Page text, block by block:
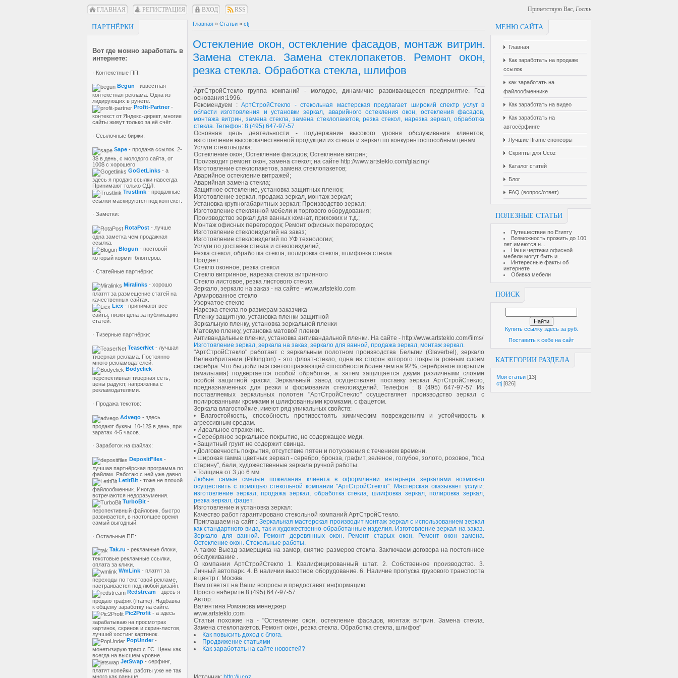
ГЛАВНАЯ РЕГИСТРАЦИЯ ВХОД RSS Приветствую Вас, Гость
ПАРТНЁРКИ
Вот где можно заработать в
интернете:
· Контекстные ПП:
Begun - известная
контекстная реклама. Одна из
лидирующих в рунете.
Profit-Partner-
контекст от Яндекс-директ, многие
сайты живут только за её счёт.
· Ссылочные биржи:
Sape - продажа ссылок. 2-
3$ в день, с молодого сайта, от
100$ с хорошего
GoGetLinks - а
здесь я продаю ссылки навсегда.
Принимают только СДЛ.
Trustlink - продажные
ссылки маскируются под контекст.
· Заметки:
RotaPost - лучше
одна заметка чем продажная
ссылка.
Blogun - постовой
который кормит блоггеров.
· Статейные партнёрки:
Miralinks - хорошо
платят за размещение статей на
качественных сайтах.
Liex - принимают все
сайты, низкя цена за публикацию
статей.
· Тизерные партнёрки:
TeaserNet - лучшая
тизерная реклама. Постоянно
много рекламодателей.
Bodyclick -
перспективная тизерная сеть,
цены радуют, напряженка с
рекламодателями.
· Продажа текстов:
Advego - здесь
продают буквы. 10-12$ в день, при
заратах 4-5 часов.
· Заработок на файлах:
DepositFiles -
лучшая партнёрская программа по
файлам. Работаю с ней уже давно.
LetItBit - тоже не плохой
файлообменник. Иногда
встречаются недоразумения.
TurboBit -
перспективный файловик, быстро
развивается, в настоящее время
самый выгодный.
· Остальные ПП:
Tak.ru - рекламные блоки,
текстовые рекламные ссылки,
оплата за клики.
WmLink - платят за
переходы по текстовой рекламе,
настраивается под любой дизайн.
Redstream - здесь я
продаю трафик (iframe). Надбавка
к общему заработку на сайте.
Pic2Profit - а здесь
зарабатываю на просмотрах
картинок, скринов и скрин-листов,
лучший хостинг картинок.
PopUnder-
монетизирую траф с ГС. Цены как
всегда на высшем уровне.
JetSwap - серфинг,
платят копейки, работы уже не так
много как раньше.
МЕНЮ САЙТА
Главная
Как заработать на продаже
ссылок
как заработать на
файлообменнике
Как заработать на видео
Как заработать на
автосёрфинге
Лучшие Iframe спонсоры
Скрипты для Ucoz
Каталог статей
Блог
FAQ (вопрос/ответ)
ПОЛЕЗНЫЕ СТАТЬИ
Путешествие по Египту
Возможность прожить до 100
лет имеются н...
Наши чертежи офисной
мебели могут быть и...
Интересные факты об
интернете
Обивка мебели
ПОИСК
Купить ссылку здесь за руб.
Поставить к себе на сайт
КАТЕГОРИИ РАЗДЕЛА
Мои статьи [13]
ctj [826]
Главная » Статьи » ctj
Остекление окон, остекление фасадов, монтаж витрин.
Замена стекла. Замена стеклопакетов. Ремонт окон,
резка стекла. Обработка стекла, шлифов
АртСтройСтекло группа компаний - молодое, динамично развивающееся предприятие. Год
основания:1996.
Рекомендуем : АртСтройСтекло - стекольная мастерская предлагает широкий спектр услуг в
области изготовления и установки зеркал, аварийного остекления окон, остекления фасадов,
монтажа витрин, замена стекла, замена стеклопакетов, резка стекол, нарезка зеркал, обработка
стекла. Телефон: 8 (495) 647-97-57
Основная цель деятельности - поддержание высокого уровня обслуживания клиентов,
изготовление высококачественной продукции из стекла и зеркал по конкурентоспособным ценам
Услуги стекольщика:
Остекление окон; Остекление фасадов; Остекление витрин;
Производит ремонт окон, замена стекол; на сайте http://www.artsteklo.com/glazing/
Изготовление стеклопакетов, замена стеклопакетов;
Аварийное остекление витражей;
Аварийная замена стекла;
Защитное остекление, установка защитных пленок;
Изготовление зеркал, продажа зеркал, монтаж зеркал;
Установка крупногабаритных зеркал; Производство зеркал;
Изготовление стеклянной мебели и торгового оборудования;
Производство зеркал для ванных комнат, прихожих и т.д.;
Монтаж офисных перегородок; Ремонт офисных перегородок;
Изготовление стеклоизделий на заказ;
Изготовление стеклоизделий по УФ технологии;
Услуги по доставке стекла и стеклоизделий;
Резка стекол, обработка стекла, полировка стекла, шлифовка стекла.
Продает:
Стекло оконное, резка стекол
Стекло витринное, нарезка стекла витринного
Стекло листовое, резка листового стекла
Зеркало, зеркало на заказ - на сайте - www.artsteklo.com
Армированное стекло
Узорчатое стекло
Нарезка стекла по размерам заказчика
Пленку защитную, установка пленки защитной
Зеркальную пленку, установка зеркальной пленки
Матовую пленку, установка матовой пленки
Антивандальные пленки, установка антивандальной пленки. На сайте - http://www.artsteklo.com/films/
Изготовление зеркал, зеркала на заказ, зеркало для ванной, продажа зеркал, монтаж зеркал.
"АртСтройСтекло" работает с зеркальным полотном производства Бельгии (Glaverbel), зеркало
Великобритании (Pilkington) - это флоат-стекло, одна из сторон которого покрыта ровным слоем
серебра. Что бы добиться светоотражающей способности более чем на 92%, серебряное покрытие
(амальгама) подвергается особой обработке, а затем защищается двумя различными слоями
особой защитной краски. Зеркальный завод осуществляет поставку зеркал АртСтройСтекло,
предназначенных для резки и формования стеклоизделий. Телефон : 8 (495) 647-97-57 Из
поставляемых зеркальных полотен "АртСтройСтекло" осуществляет производство зеркал с
полированными кромками и шлифованными кромками, с фацетом.
Зеркала влагостойкие, имеют ряд уникальных свойств:
• Влагостойкость, способность противостоять химическим повреждениям и устойчивость к
агрессивным средам.
• Идеальное отражение.
• Серебряное зеркальное покрытие, не содержащее меди.
• Защитный грунт не содержит свинца.
• Долговечность покрытия, отсутствие пятен и потускнения с течением времени.
• Широкая гамма цветных зеркал - серебро, бронза, графит, зеленое, голубое, золото, розовое, "под
старину", бали, художественные зеркала ручной работы.
• Толщина от 3 до 6 мм.
Любые самые смелые пожелания клиента в оформлении интерьера зеркалами возможно
осуществить с помощью стекольной компании "АртСтройСтекло". Мастерская оказывает услуги:
изготовление зеркал, продажа зеркал, обработка стекла, шлифовка зеркал, полировка зеркал,
резка зеркал, фацет.
Изготовление и установка зеркал:
Качество работ гарантировано стекольной компаний АртСтройСтекло.
Приглашаем на сайт : Зеркальная мастерская производит монтаж зеркал с использованием зеркал
как стандартного вида, так и художественно обработанные изделия. Изготовление зеркал на заказ.
Зеркало для ванной. Ремонт деревянных окон. Ремонт старых окон. Ремонт окон замена.
Остекление окон. Стекольные работы.
А также Выезд замерщика на замер, снятие размеров стекла. Заключаем договора на постоянное
обслуживание .
О компании АртСтройСтекло 1. Квалифицированный штат. 2. Собственное производство. 3.
Личный автопарк. 4. В наличии высотное оборудование. 6. Наличие пропуска грузового транспорта
в центр г. Москва.
Вам ответят на Ваши вопросы и предоставят информацию.
Просто наберите 8 (495) 647-97-57.
Автор:
Валентина Романова менеджер
www.artsteklo.com
Статьи похожие на - "Остекление окон, остекление фасадов, монтаж витрин. Замена стекла.
Замена стеклопакетов. Ремонт окон, резка стекла. Обработка стекла, шлифов"
Как повысить доход с блога.
Продвижение статьями
Как заработать на сайте новостей?